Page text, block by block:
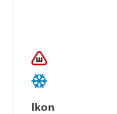
Ikon